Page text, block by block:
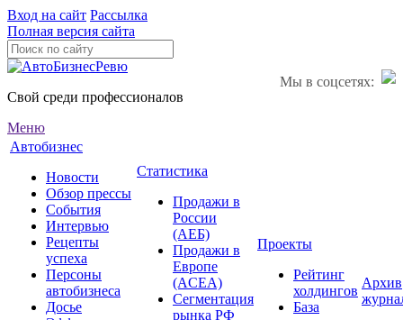
Вход на сайт Рассылка
Полная версия сайта
Мы в соцсетях:
Свой среди профессионалов
Меню
Автобизнес
Новости
Обзор прессы
События
Интервью
Рецепты
успеха
Персоны
автобизнеса
Досье
Статистика
Продажи в
России
(АЕБ)
Продажи в
Европе
(ACEA)
Сегментация
рынка РФ
Проекты
Рейтинг
холдингов
База
Архив